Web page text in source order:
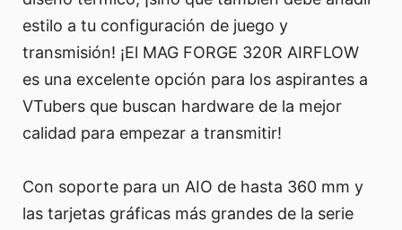
estilo a tu configuración de juego y
transmisión! ¡El MAG FORGE 320R AIRFLOW
es una excelente opción para los aspirantes a
VTubers que buscan hardware de la mejor
calidad para empezar a transmitir!
Con soporte para un AIO de hasta 360 mm y
las tarjetas gráficas más grandes de la serie